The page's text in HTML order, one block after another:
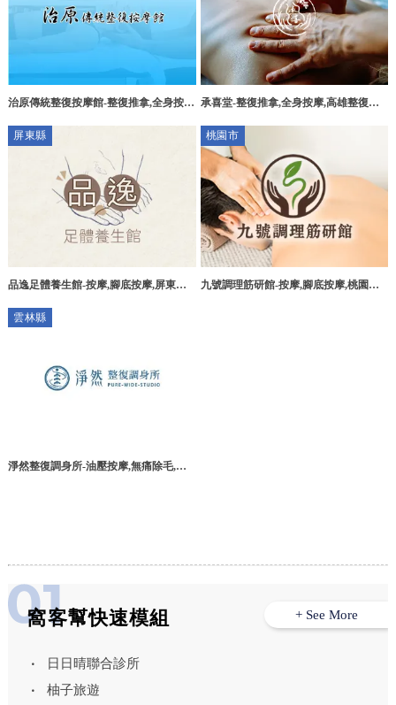
治原傳統整復按摩館-整復推拿,全身按
復推拿
承喜堂-整復推拿,全身按摩,高雄整復推
屏東縣
品逸足體養生館-按摩,腳底按摩,屏東按
桃園市
九號調理筋研館-按摩,腳底按摩,桃園按
雲林縣
淨然整復調身所-油壓按摩,無痛除毛,雲
窩客幫快速模組
日日晴聯合診所
柚子旅遊
+ See More